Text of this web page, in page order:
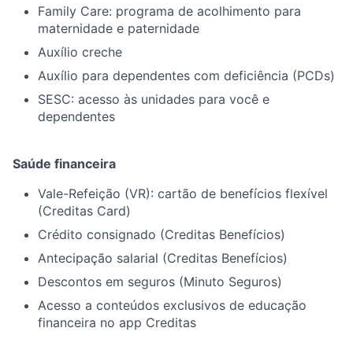
Family Care: programa de acolhimento para
maternidade e paternidade
Auxílio creche
Auxílio para dependentes com deficiência (PCDs)
SESC: acesso às unidades para você e
dependentes
Saúde financeira
Vale-Refeição (VR): cartão de benefícios flexível
(Creditas Card)
Crédito consignado (Creditas Benefícios)
Antecipação salarial (Creditas Benefícios)
Descontos em seguros (Minuto Seguros)
Acesso a conteúdos exclusivos de educação
financeira no app Creditas